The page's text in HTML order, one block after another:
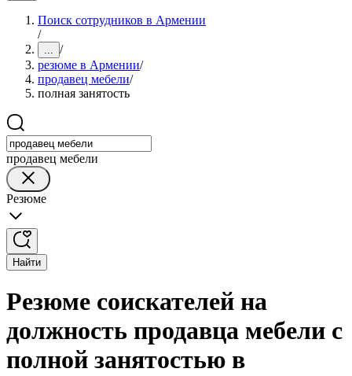
Поиск сотрудников в Армении
/
... /
резюме в Армении/
продавец мебели/
полная занятость
продавец мебели
Резюме
Найти
Резюме соискателей на
должность продавца мебели с
полной занятостью в